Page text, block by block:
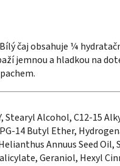
čaj obsahuje ¼
jemnou a hladkou na
Alcohol, C12-15
14 Butyl Ether,
Annuus Seed Oil,
Geraniol, Hexyl